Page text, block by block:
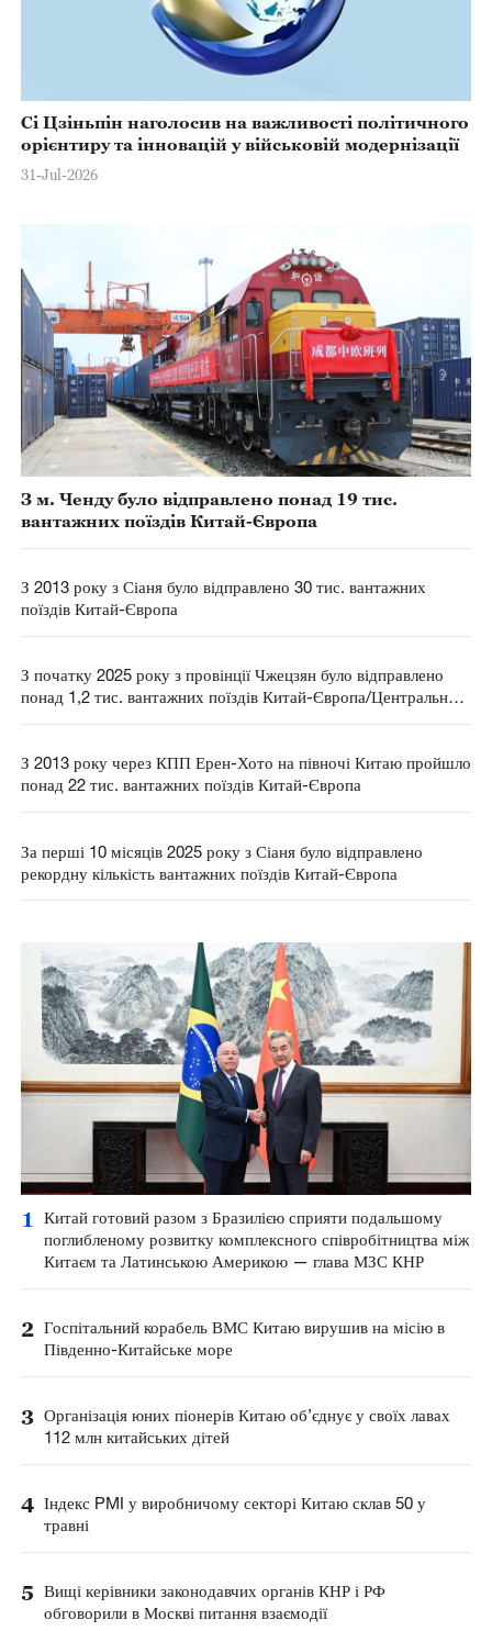
Сі Цзіньпін наголосив на важливості політичного
орієнтиру та інновацій у військовій модернізації
31-Jul-2026
З м. Ченду було відправлено понад 19 тис.
вантажних поїздів Китай-Європа
З 2013 року з Сіаня було відправлено 30 тис. вантажних
поїздів Китай-Європа
З початку 2025 року з провінції Чжецзян було відправлено
понад 1,2 тис. вантажних поїздів Китай-Європа/Центральна
З 2013 року через КПП Ерен-Хото на півночі Китаю пройшло
понад 22 тис. вантажних поїздів Китай-Європа
За перші 10 місяців 2025 року з Сіаня було відправлено
рекордну кількість вантажних поїздів Китай-Європа
1
Китай готовий разом з Бразилією сприяти подальшому
поглибленому розвитку комплексного співробітництва між
Китаєм та Латинською Америкою — глава МЗС КНР
2 Госпітальний корабель ВМС Китаю вирушив на місію в
Південно-Китайське море
3 Організація юних піонерів Китаю об’єднує у своїх лавах
112 млн китайських дітей
4 Індекс PMI у виробничому секторі Китаю склав 50 у
травні
5 Вищі керівники законодавчих органів КНР і РФ
обговорили в Москві питання взаємодії